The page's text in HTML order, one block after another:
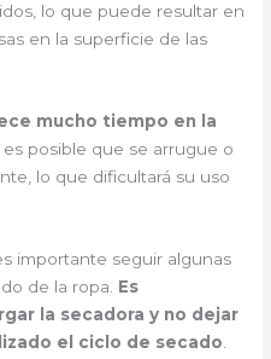
lo que puede resultar en
en la superficie de las
mucho tiempo en la
, es posible que se arrugue o
lo que dificultará su uso
importante seguir algunas
de la ropa. Es
la secadora y no dejar
el ciclo de secado